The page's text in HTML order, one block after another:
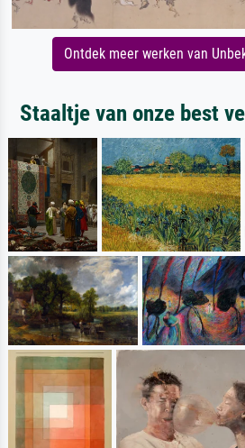
Ontdek meer werken van
Staaltje van onze best